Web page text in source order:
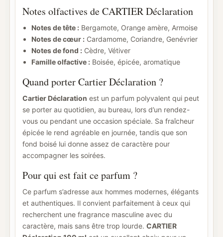
Notes olfactives de CARTIER Déclaration
Notes de tête : Bergamote, Orange amère, Armoise
Notes de cœur : Cardamome, Coriandre, Genévrier
Notes de fond : Cèdre, Vétiver
Famille olfactive : Boisée, épicée, aromatique
Quand porter Cartier Déclaration ?
Cartier Déclaration est un parfum polyvalent qui peut
se porter au quotidien, au bureau, lors d’un rendez-
vous ou pendant une occasion spéciale. Sa fraîcheur
épicée le rend agréable en journée, tandis que son
fond boisé lui donne assez de caractère pour
accompagner les soirées.
Pour qui est fait ce parfum ?
Ce parfum s’adresse aux hommes modernes, élégants
et authentiques. Il convient parfaitement à ceux qui
recherchent une fragrance masculine avec du
caractère, mais sans être trop lourde. CARTIER